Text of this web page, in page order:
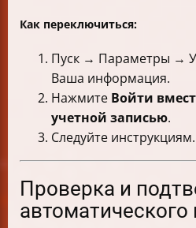
Как переключиться:
Пуск → Параметры →
Ваша информация.
Нажмите Войти
учетной записью.
Следуйте инструкциям.
Проверка и
автоматического